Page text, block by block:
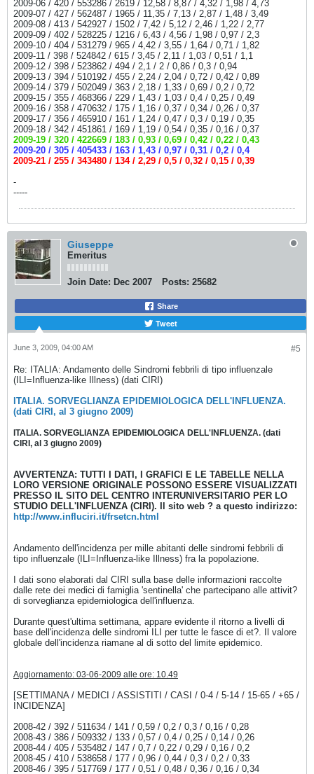
2009-06 / 420 / 553286 / 2619 / 12,58 / 8,87 / 4,32 / 1,98 / 4,73
2009-07 / 427 / 562487 / 1965 / 11,35 / 7,13 / 2,87 / 1,48 / 3,49
2009-08 / 413 / 542927 / 1502 / 7,42 / 5,12 / 2,46 / 1,22 / 2,77
2009-09 / 402 / 528225 / 1216 / 6,43 / 4,56 / 1,98 / 0,97 / 2,3
2009-10 / 404 / 531279 / 965 / 4,42 / 3,55 / 1,64 / 0,71 / 1,82
2009-11 / 398 / 524842 / 615 / 3,45 / 2,11 / 1,03 / 0,51 / 1,1
2009-12 / 398 / 523862 / 494 / 2,1 / 2 / 0,86 / 0,3 / 0,94
2009-13 / 394 / 510192 / 455 / 2,24 / 2,04 / 0,72 / 0,42 / 0,89
2009-14 / 379 / 502049 / 363 / 2,18 / 1,33 / 0,69 / 0,2 / 0,72
2009-15 / 355 / 468366 / 229 / 1,43 / 1,03 / 0,4 / 0,25 / 0,49
2009-16 / 358 / 470632 / 175 / 1,16 / 0,37 / 0,34 / 0,26 / 0,37
2009-17 / 356 / 465910 / 161 / 1,24 / 0,47 / 0,3 / 0,19 / 0,35
2009-18 / 342 / 451861 / 169 / 1,19 / 0,54 / 0,35 / 0,16 / 0,37
2009-19 / 320 / 422669 / 183 / 0,93 / 0,69 / 0,42 / 0,22 / 0,43
2009-20 / 305 / 405433 / 163 / 1,43 / 0,97 / 0,31 / 0,2 / 0,4
2009-21 / 255 / 343480 / 134 / 2,29 / 0,5 / 0,32 / 0,15 / 0,39
-
-----
Giuseppe
Emeritus
Join Date: Dec 2007 Posts: 25682
Share
Tweet
#5
June 3, 2009, 04:00 AM
Re: ITALIA: Andamento delle Sindromi febbrili di tipo influenzale
(ILI=Influenza-like Illness) (dati CIRI)
ITALIA. SORVEGLIANZA EPIDEMIOLOGICA DELL'INFLUENZA.
(dati CIRI, al 3 giugno 2009)
ITALIA. SORVEGLIANZA EPIDEMIOLOGICA DELL'INFLUENZA. (dati
CIRI, al 3 giugno 2009)
AVVERTENZA: TUTTI I DATI, I GRAFICI E LE TABELLE NELLA
LORO VERSIONE ORIGINALE POSSONO ESSERE VISUALIZZATI
PRESSO IL SITO DEL CENTRO INTERUNIVERSITARIO PER LO
STUDIO DELL'INFLUENZA (CIRI). Il sito web ? a questo indirizzo:
http://www.influciri.it/frsetcn.html
Andamento dell'incidenza per mille abitanti delle sindromi febbrili di
tipo influenzale (ILI=Influenza-like Illness) fra la popolazione.
I dati sono elaborati dal CIRI sulla base delle informazioni raccolte
dalle rete dei medici di famiglia 'sentinella' che partecipano alle attivit?
di sorveglianza epidemiologica dell'influenza.
Durante quest'ultima settimana, appare evidente il ritorno a livelli di
base dell'incidenza delle sindromi ILI per tutte le fasce di et?. Il valore
globale dell'incidenza riamane al di sotto del limite epidemico.
Aggiornamento: 03-06-2009 alle ore: 10.49
[SETTIMANA / MEDICI / ASSISTITI / CASI / 0-4 / 5-14 / 15-65 / +65 /
INCIDENZA]
2008-42 / 392 / 511634 / 141 / 0,59 / 0,2 / 0,3 / 0,16 / 0,28
2008-43 / 386 / 509332 / 133 / 0,57 / 0,4 / 0,25 / 0,14 / 0,26
2008-44 / 405 / 535482 / 147 / 0,7 / 0,22 / 0,29 / 0,16 / 0,2
2008-45 / 410 / 538658 / 177 / 0,96 / 0,44 / 0,3 / 0,2 / 0,33
2008-46 / 395 / 517769 / 177 / 0,51 / 0,48 / 0,36 / 0,16 / 0,34